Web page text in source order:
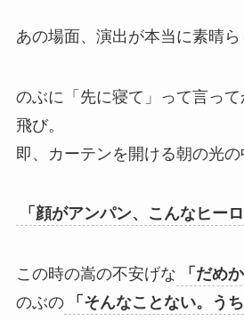
あの場面、演出が本当に素晴ら
のぶに「先に寝て」って言っ
飛び。
即、カーテンを開ける朝の光
「顔がアンパン、こんなヒー
この時の嵩の不安げな 「だめ
のぶの
「そんなことない。う